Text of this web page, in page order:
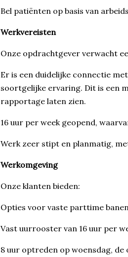
Bel patiënten op basis van
Werkvereisten
Onze opdrachtgever verwacht
Er is een duidelijke connectie
soortgelijke ervaring. Dit is een
rapportage laten zien.
16 uur per week geopend,
Werk zeer stipt en planmatig,
Werkomgeving
Onze klanten bieden:
Opties voor vaste parttime banen
Vast uurrooster van 16 uur per
8 uur optreden op woensdag,